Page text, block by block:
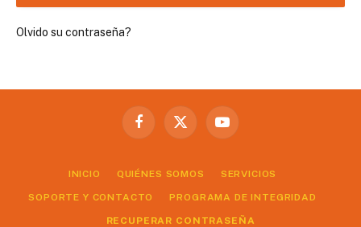
Olvido su contraseña?
Facebook
X
YouTube
INICIO QUIÉNES SOMOS SERVICIOS
SOPORTE Y CONTACTO PROGRAMA DE INTEGRIDAD
RECUPERAR CONTRASEÑA